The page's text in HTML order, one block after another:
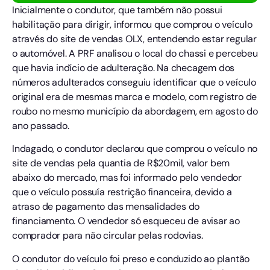
Inicialmente o condutor, que também não possui
habilitação para dirigir, informou que comprou o veículo
através do site de vendas OLX, entendendo estar regular
o automóvel. A PRF analisou o local do chassi e percebeu
que havia indício de adulteração. Na checagem dos
números adulterados conseguiu identificar que o veículo
original era de mesmas marca e modelo, com registro de
roubo no mesmo município da abordagem, em agosto do
ano passado.
Indagado, o condutor declarou que comprou o veículo no
site de vendas pela quantia de R$20mil, valor bem
abaixo do mercado, mas foi informado pelo vendedor
que o veículo possuía restrição financeira, devido a
atraso de pagamento das mensalidades do
financiamento. O vendedor só esqueceu de avisar ao
comprador para não circular pelas rodovias.
O condutor do veículo foi preso e conduzido ao plantão